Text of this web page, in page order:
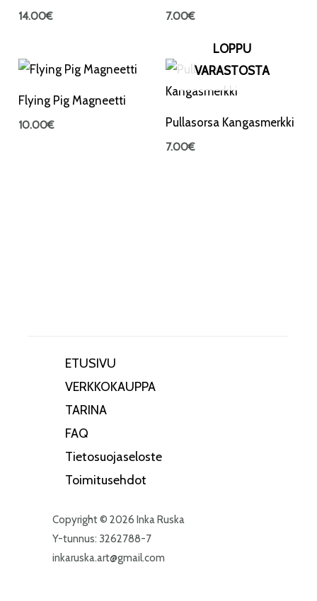
14.00€ 7.00€
Flying Pig Magneetti
10.00€
LOPPU
VARASTOSTA
Pullasorsa Kangasmerkki
7.00€
ETUSIVU
VERKKOKAUPPA
TARINA
FAQ
Tietosuojaseloste
Toimitusehdot
Copyright © 2026 Inka Ruska
Y-tunnus: 3262788-7
inkaruska.art@gmail.com